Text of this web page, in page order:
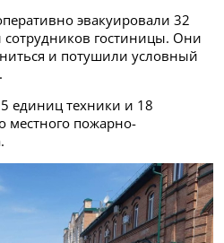
эвакуировали 32
сотрудников гостиницы. Они
и потушили условный
единиц техники и 18
местного пожарно-